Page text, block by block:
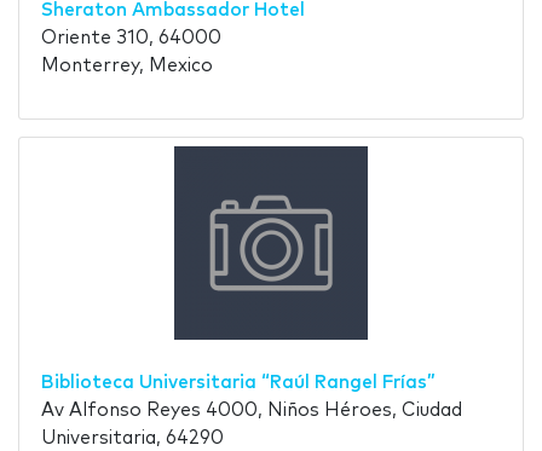
Sheraton Ambassador Hotel
Oriente 310, 64000
Monterrey, Mexico
Biblioteca Universitaria “Raúl Rangel Frías”
Av Alfonso Reyes 4000, Niños Héroes, Ciudad
Universitaria, 64290